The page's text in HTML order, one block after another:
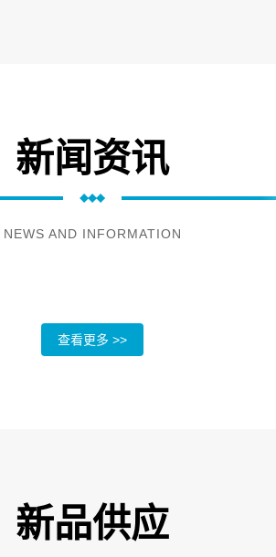
新闻资讯
NEWS AND INFORMATION
查看更多 >>
新品供应